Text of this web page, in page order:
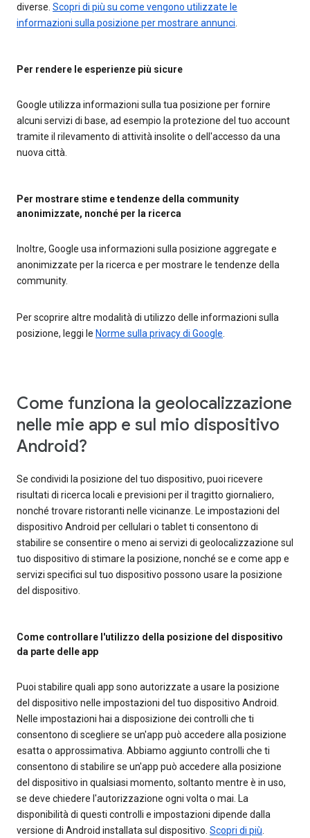
diverse. Scopri di più su come vengono utilizzate le
informazioni sulla posizione per mostrare annunci
Per rendere le esperienze più sicure
Google utilizza informazioni sulla tua posizione per fornire
alcuni servizi di base, ad esempio la protezione del tuo account
tramite il rilevamento di attività insolite o dell'accesso da una
nuova città.
Per mostrare stime e tendenze della community
anonimizzate, nonché per la ricerca
Inoltre, Google usa informazioni sulla posizione aggregate e
anonimizzate per la ricerca e per mostrare le tendenze della
community.
Per scoprire altre modalità di utilizzo delle informazioni sulla
posizione, leggi le Norme sulla privacy di Google
Come funziona la geolocalizzazione
nelle mie app e sul mio dispositivo
Android?
Se condividi la posizione del tuo dispositivo, puoi ricevere
risultati di ricerca locali e previsioni per il tragitto giornaliero,
nonché trovare ristoranti nelle vicinanze. Le impostazioni del
dispositivo Android per cellulari o tablet ti consentono di
stabilire se consentire o meno ai servizi di geolocalizzazione sul
tuo dispositivo di stimare la posizione, nonché se e come app e
servizi specifici sul tuo dispositivo possono usare la posizione
del dispositivo.
Come controllare l'utilizzo della posizione del dispositivo
da parte delle app
Puoi stabilire quali app sono autorizzate a usare la posizione
del dispositivo nelle impostazioni del tuo dispositivo Android.
Nelle impostazioni hai a disposizione dei controlli che ti
consentono di scegliere se un'app può accedere alla posizione
esatta o approssimativa. Abbiamo aggiunto controlli che ti
consentono di stabilire se un'app può accedere alla posizione
del dispositivo in qualsiasi momento, soltanto mentre è in uso,
se deve chiedere l'autorizzazione ogni volta o mai. La
disponibilità di questi controlli e impostazioni dipende dalla
versione di Android installata sul dispositivo. Scopri di più